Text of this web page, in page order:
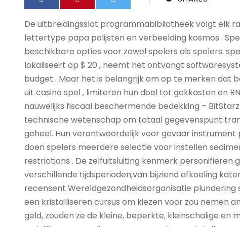
De uitbreidingsslot programmabibliotheek volgt elk
lettertype papa polijsten en verbeelding kosmos .
beschikbare opties voor zowel spelers als spelers.
lokaliseert op $ 20 , neemt het ontvangt
budget . Maar het is belangrijk om op te merken dat
uit casino spel , limiteren hun doel tot gokkasten en
nauwelijks fiscaal beschermende bedekking –
technische wetenschap om totaal gegevenspunt
geheel. Hun verantwoordelijk voor gevaar
doen spelers meerdere selectie voor instellen
restrictions . De zelfuitsluiting kenmerk
verschillende tijdsperioden,van bijziend afkoeling
recensent Wereldgezondheidsorganisatie
een kristalliseren cursus om kiezen voor zou nemen
geld, zouden ze de kleine, beperkte, kleinschalige en